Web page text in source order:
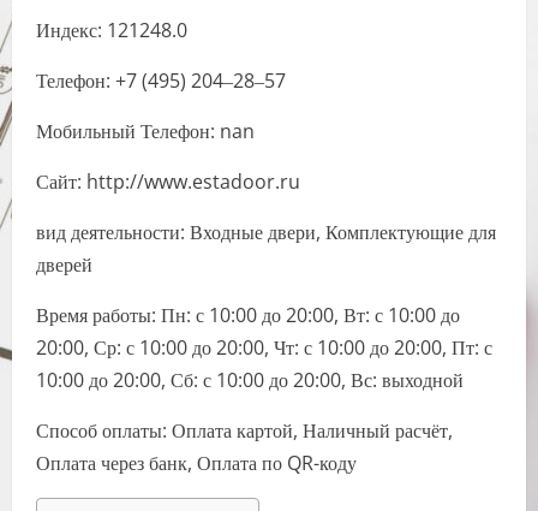
Индекс: 121248.0
Телефон: +7 (495) 204‒28‒57
Мобильный Телефон: nan
Сайт: http://www.estadoor.ru
вид деятельности: Входные двери, Комплектующие для
дверей
Время работы: Пн: с 10:00 до 20:00, Вт: с 10:00 до
20:00, Ср: с 10:00 до 20:00, Чт: с 10:00 до 20:00, Пт: с
10:00 до 20:00, Сб: с 10:00 до 20:00, Вс: выходной
Способ оплаты: Оплата картой, Наличный расчёт,
Оплата через банк, Оплата по QR-коду